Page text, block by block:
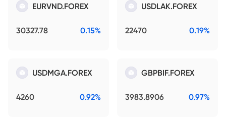
EURVND.FOREX
30327.78 0.15%
USDLAK.FOREX
22470 0.19%
USDMGA.FOREX
4260 0.92%
GBPBIF.FOREX
3983.8906 0.97%